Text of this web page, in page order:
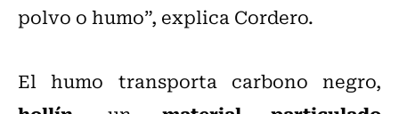
polvo o humo”, explica Cordero.
El humo transporta carbono negro,